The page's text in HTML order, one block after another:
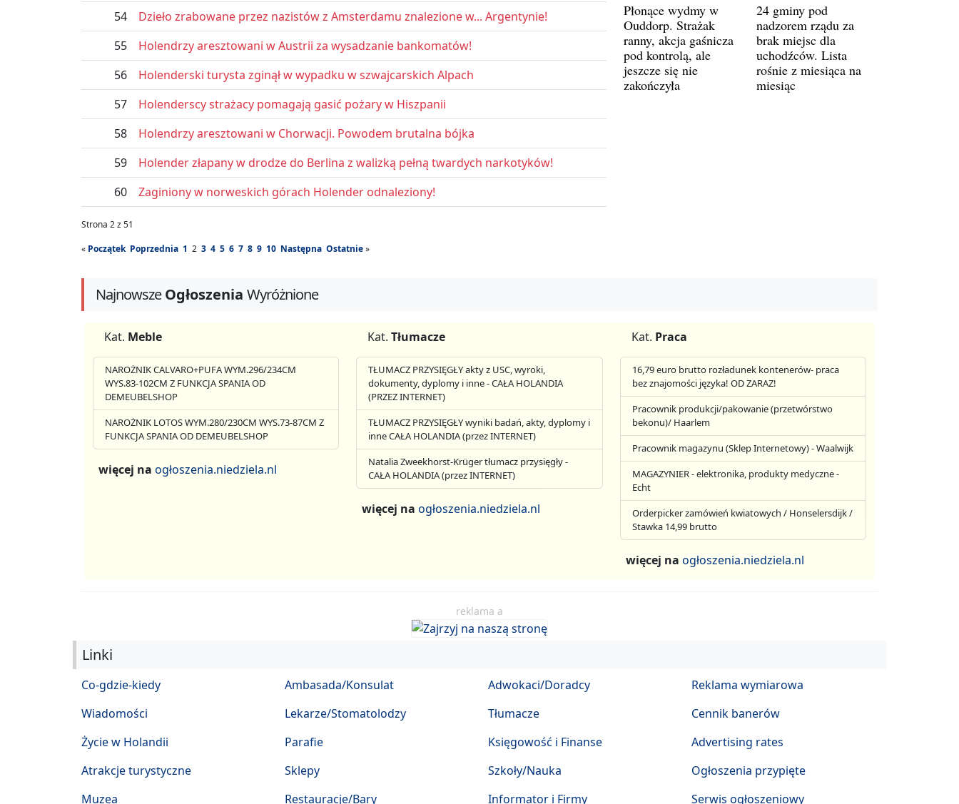
54
Dzieło zrabowane przez nazistów z Amsterdamu znalezione w... Argentynie!
55
Holendrzy aresztowani w Austrii za wysadzanie bankomatów!
56
Holenderski turysta zginął w wypadku w szwajcarskich Alpach
57
Holenderscy strażacy pomagają gasić pożary w Hiszpanii
58
Holendrzy aresztowani w Chorwacji. Powodem brutalna bójka
59
Holender złapany w drodze do Berlina z walizką pełną twardych narkotyków!
60
Zaginiony w norweskich górach Holender odnaleziony!
Strona 2 z 51
« Początek Poprzednia 1 2 3 4 5 6 7 8 9 10 Następna Ostatnie»
Płonące wydmy w
Ouddorp. Strażak
ranny, akcja gaśnicza
pod kontrolą, ale
jeszcze się nie
zakończyła
24 gminy pod
nadzorem rządu za
brak miejsc dla
uchodźców. Lista
rośnie z miesiąca na
miesiąc
NajnowszeOgłoszenia Wyróżnione
Kat. Meble
NAROŻNIK CALVARO+PUFA WYM.296/234CM
WYS.83-102CM Z FUNKCJA SPANIA OD
DEMEUBELSHOP
NAROŻNIK LOTOS WYM.280/230CM WYS.73-87CM Z
FUNKCJA SPANIA OD DEMEUBELSHOP
więcej na ogłoszenia.niedziela.nl
Kat. Tłumacze
TŁUMACZ PRZYSIĘGŁY akty z USC, wyroki,
dokumenty, dyplomy i inne - CAŁA HOLANDIA
(PRZEZ INTERNET)
TŁUMACZ PRZYSIĘGŁY wyniki badań, akty, dyplomy i
inne CAŁA HOLANDIA (przez INTERNET)
Natalia Zweekhorst-Krüger tłumacz przysięgły -
CAŁA HOLANDIA (przez INTERNET)
więcej naogłoszenia.niedziela.nl
Kat. Praca
16,79 euro brutto rozładunek kontenerów- praca
bez znajomości języka! OD ZARAZ!
Pracownik produkcji/pakowanie (przetwórstwo
bekonu)/ Haarlem
Pracownik magazynu (Sklep Internetowy) - Waalwijk
MAGAZYNIER - elektronika, produkty medyczne -
Echt
Orderpicker zamówień kwiatowych / Honselersdijk /
Stawka 14,99 brutto
więcej na ogłoszenia.niedziela.nl
reklama a
Linki
Co-gdzie-kiedy
Wiadomości
Życie w Holandii
Atrakcje turystyczne
Muzea
Ambasada/Konsulat
Lekarze/Stomatolodzy
Parafie
Sklepy
Restauracje/Bary
Adwokaci/Doradcy
Tłumacze
Księgowość i Finanse
Szkoły/Nauka
Informator i Firmy
Reklama wymiarowa
Cennik banerów
Advertising rates
Ogłoszenia przypięte
Serwis ogłoszeniowy